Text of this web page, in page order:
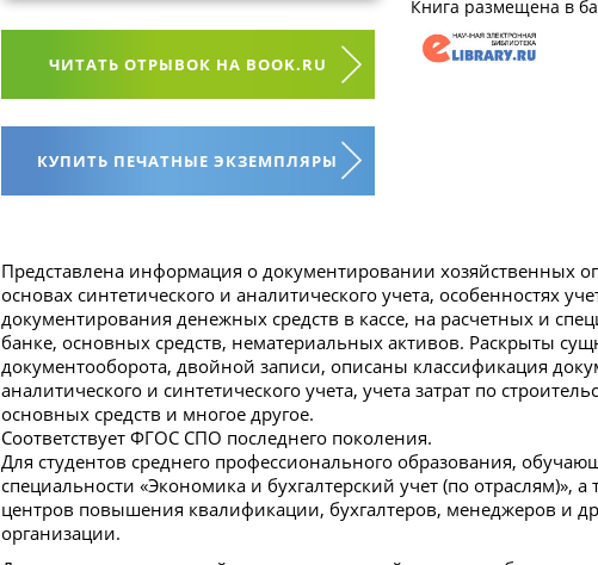
ЧИТАТЬ ОТРЫВОК НА BOOK.RU
КУПИТЬ ПЕЧАТНЫЕ ЭКЗЕМПЛЯРЫ
Книга размещена в
Представлена информация о документировании хозяйственных
основах синтетического и аналитического учета, особенностях
документирования денежных средств в кассе, на расчетных и
банке, основных средств, нематериальных активов. Раскрыты
документооборота, двойной записи, описаны классификация
аналитического и синтетического учета, учета затрат по
основных средств и многое другое.
Соответствует ФГОС СПО последнего поколения.
Для студентов среднего профессионального образования,
специальности «Экономика и бухгалтерский учет (по отраслям)», а
центров повышения квалификации, бухгалтеров, менеджеров и
организации.